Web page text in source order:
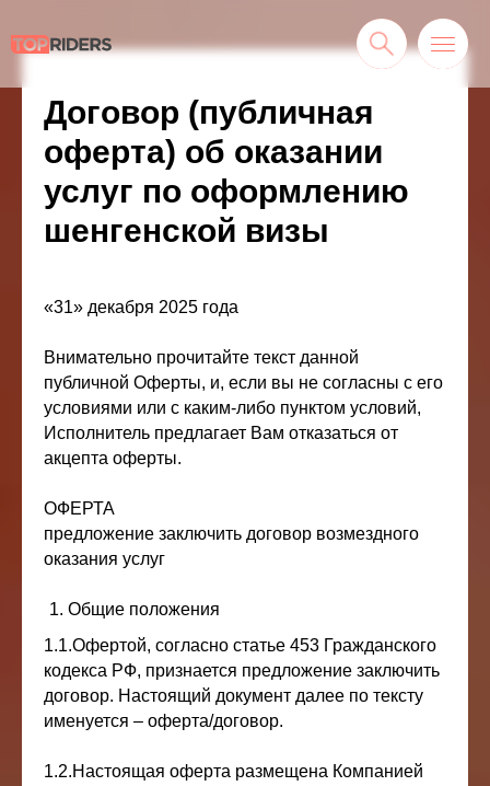
Договор (публичная
оферта) об оказании
услуг по оформлению
шенгенской визы
«31» декабря 2025 года
Внимательно прочитайте текст данной
публичной Оферты, и, если вы не согласны с его
условиями или с каким-либо пунктом условий,
Исполнитель предлагает Вам отказаться от
акцепта оферты.
ОФЕРТА
предложение заключить договор возмездного
оказания услуг
Общие положения
1.1.Офертой, согласно статье 453 Гражданского
кодекса РФ, признается предложение заключить
договор. Настоящий документ далее по тексту
именуется – оферта/договор.
1.2.Настоящая оферта размещена Компанией